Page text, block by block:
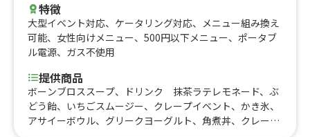
特徴
大型イベント対応、 ケータリング対応、 メニュー組み換え
可能、 女性向けメニュー、 500円以下メニュー、 ポータブ
ル電源、 ガス不使用
提供商品
ボーンブロススープ、ドリンク 抹茶ラテレモネード、ぶ
どう飴、いちごスムージー、クレープイベント、かき氷、
アサイーボウル、グリークヨーグルト、角煮丼、クレー